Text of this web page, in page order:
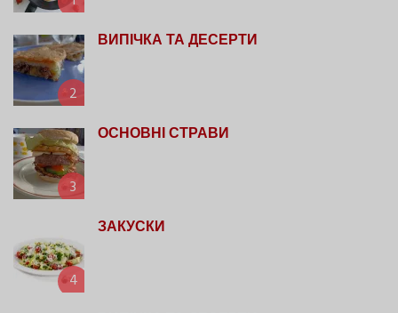
2
ВИПІЧКА ТА ДЕСЕРТИ
3
ОСНОВНІ СТРАВИ
4
ЗАКУСКИ